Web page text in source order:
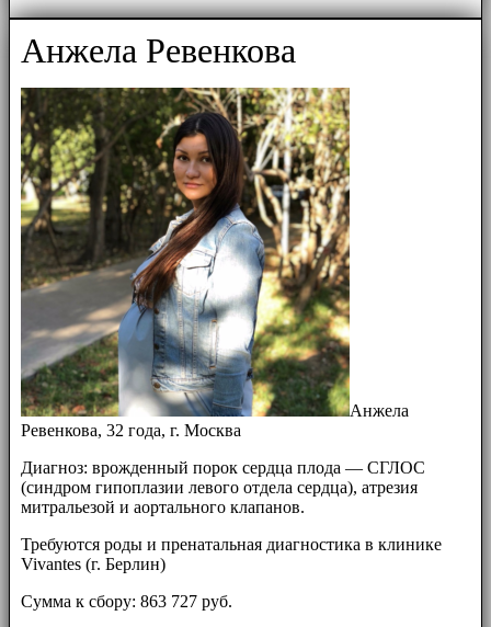
Анжела Ревенкова
Анжела
Ревенкова, 32 года, г. Москва
Диагноз: врожденный порок сердца плода — СГЛОС
(синдром гипоплазии левого отдела сердца), атрезия
митральезой и аортального клапанов.
Требуются роды и пренатальная диагностика в клинике
Vivantes (г. Берлин)
Сумма к сбору: 863 727 руб.